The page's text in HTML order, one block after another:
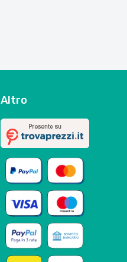
Altro